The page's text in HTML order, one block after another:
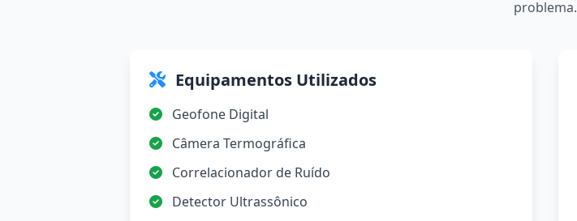
problema.
Equipamentos Utilizados
Geofone Digital
Câmera Termográfica
Correlacionador de Ruído
Detector Ultrassônico